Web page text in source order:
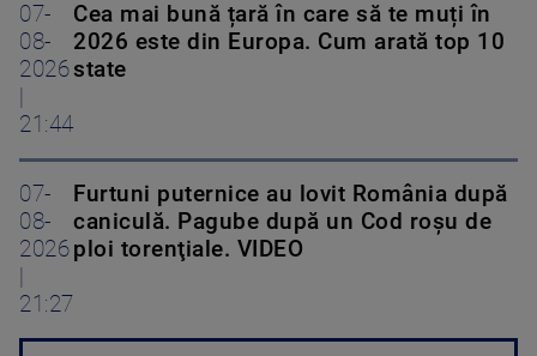
07-
08-
2026
21:44
Cea mai bună țară în care să te muți în
2026 este din Europa. Cum arată top 10
state
07-
08-
2026
21:27
Furtuni puternice au lovit România după
caniculă. Pagube după un Cod roşu de
ploi torenţiale. VIDEO